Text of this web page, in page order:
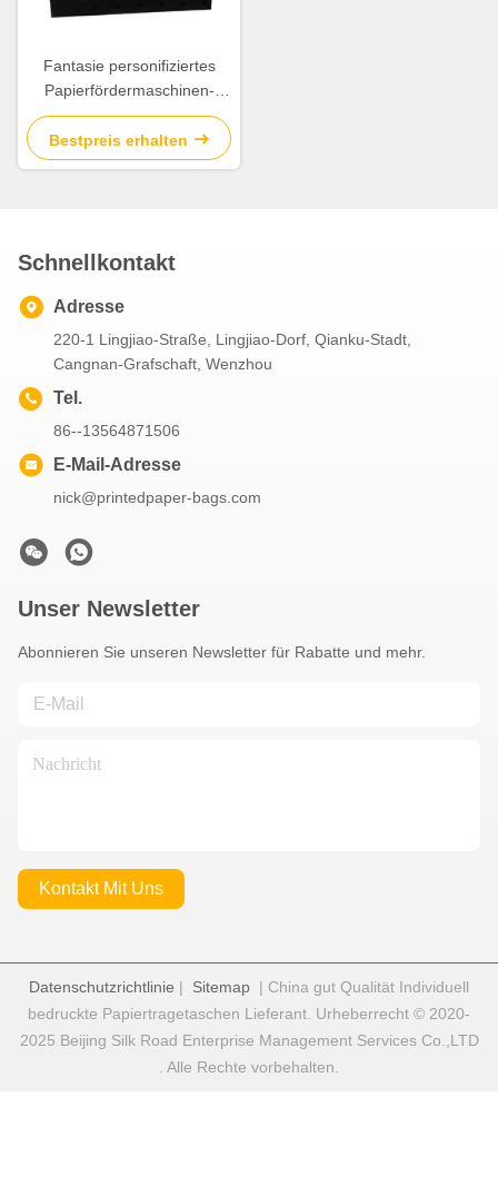
Fantasie personifiziertes
Papierfördermaschinen-
Taschen-dekoratives
handgemachtes
Maximallast-Gewicht 5KG
Bestpreis erhalten
Schnellkontakt
Adresse
220-1 Lingjiao-Straße, Lingjiao-Dorf, Qianku-Stadt,
Cangnan-Grafschaft, Wenzhou
Tel.
86--13564871506
E-Mail-Adresse
nick@printedpaper-bags.com
Unser Newsletter
Abonnieren Sie unseren Newsletter für Rabatte und mehr.
Kontakt Mit Uns
Datenschutzrichtlinie | Sitemap | China gut Qualität Individuell
bedruckte Papiertragetaschen Lieferant. Urheberrecht © 2020-
2025 Beijing Silk Road Enterprise Management Services Co.,LTD
. Alle Rechte vorbehalten.